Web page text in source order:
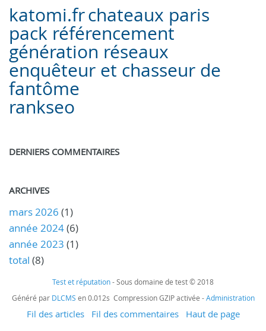
katomi.frchateaux paris
pack référencement
génération réseaux
enquêteur et chasseur de
fantôme
rankseo
DERNIERS COMMENTAIRES
ARCHIVES
mars 2026 (1)
année 2024(6)
année 2023 (1)
total (8)
Test et réputation- Sous domaine de test © 2018
Généré par DLCMS en 0.012s Compression GZIP activée -Administration
Fil des articles Fil des commentaires Haut de page